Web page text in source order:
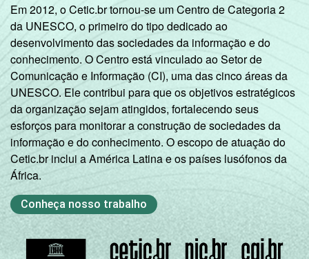
Em 2012, o Cetic.br tornou-se um Centro de Categoria 2
da UNESCO, o primeiro do tipo dedicado ao
desenvolvimento das sociedades da informação e do
conhecimento. O Centro está vinculado ao Setor de
Comunicação e Informação (CI), uma das cinco áreas da
UNESCO. Ele contribui para que os objetivos estratégicos
da organização sejam atingidos, fortalecendo seus
esforços para monitorar a construção de sociedades da
informação e do conhecimento. O escopo de atuação do
Cetic.br inclui a América Latina e os países lusófonos da
África.
Conheça nosso trabalho